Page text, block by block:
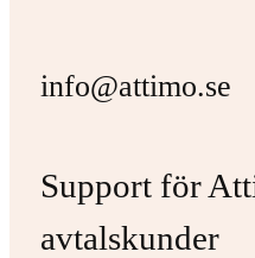
info@attimo.se
Support för
avtalskunder